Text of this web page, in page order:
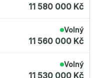
11 580 000 Kč
Volný
11 560 000 Kč
Volný
11 530 000 Kč